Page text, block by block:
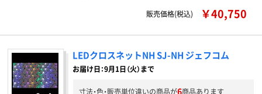
販売価格(税込)
￥40,750
LEDクロスネットNH SJ-NH ジェフコム
お届け日：9月1日（火）まで
寸法・色・販売単位違いの商品が6商品あります